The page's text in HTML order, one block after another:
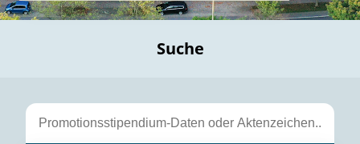
Suche